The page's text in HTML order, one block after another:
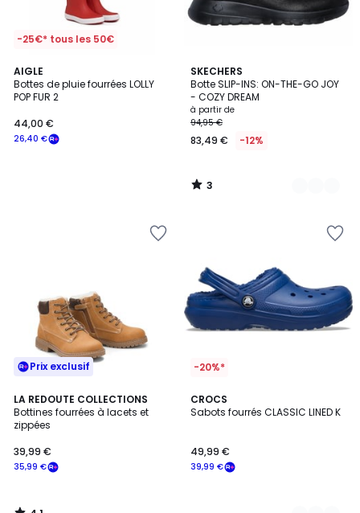
-25€* tous les 50€
AIGLE
Bottes de pluie fourrées LOLLY
POP FUR 2
26,40 €
44,00 €
SKECHERS
Botte SLIP-INS: ON-THE-GO JOY
- COZY DREAM
à partir de
94,95 €
83,49 € -12%
3
/
5
2
Couleurs
3
/
Prix exclusif
LA REDOUTE COLLECTIONS
Bottines fourrées à lacets et
zippées
35,99 €
39,99 €
4,1
/ 5
-20%*
CROCS
Sabots fourrés CLASSIC LINED K
39,99 €
49,99 €
2
Couleurs